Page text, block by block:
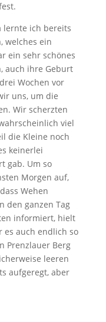
lernte ich bereits
welches ein
ein sehr schönes
auch ihre Geburt
Wochen vor
uns, um die
Wir scherzten
viel
die Kleine noch
keinerlei
gab. Um so
Morgen auf,
Wehen
den ganzen Tag
informiert, hielt
es auch endlich so
Prenzlauer Berg
leeren
aufgeregt, aber